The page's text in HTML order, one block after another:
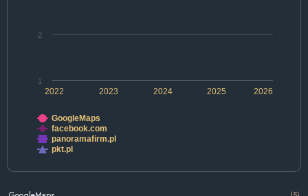
2022 2024 2026
2023 2025
1
2
GoogleMaps
facebook.com
panoramafirm.pl
pkt.pl